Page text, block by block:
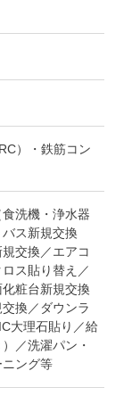
）・鉄筋コン
洗機・浄水器
ス新規交換
交換／エアコ
ス貼り替え／
粧台新規交換
換／ダウンラ
大理石貼り／給
／洗濯パン・
ング等